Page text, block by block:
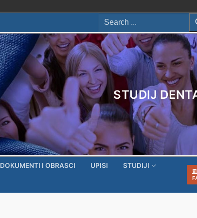
Search
for:
STUDIJ
DOKUMENTI I OBRASCI UPISI STUDIJI